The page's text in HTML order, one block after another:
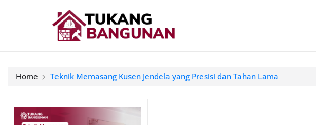
Home Teknik Memasang Kusen Jendela yang Presisi dan Tahan Lama